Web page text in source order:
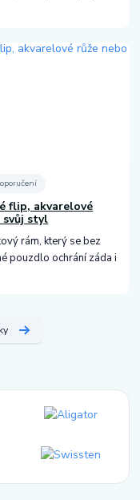
flip, akvarelové
svůj styl
rám, který se bez
pouzdlo ochrání záda i